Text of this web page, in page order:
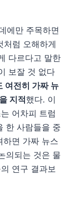
에만 주목하면
럼 오해하게
다르다고 말한
보잘 것 없다
여전히 가짜 뉴
지적 했다. 이
어차피 트럼
한 사람들을 중
하면 가짜 뉴스
의되는 것은 물
연구 결과보